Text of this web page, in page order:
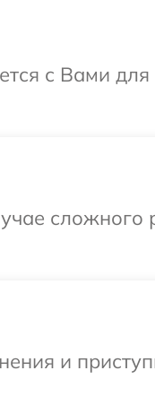
с Вами для
сложного
и